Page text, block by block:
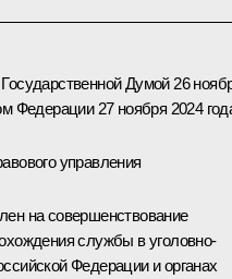
Думой 26
Федерации 27 ноября 2024
управления
на совершенствование
службы в уголовно-
Федерации и органах